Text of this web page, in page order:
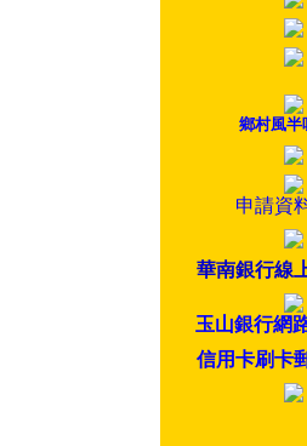
鄉村風半
申請資
華南銀行線
玉山銀行網
信用卡刷卡